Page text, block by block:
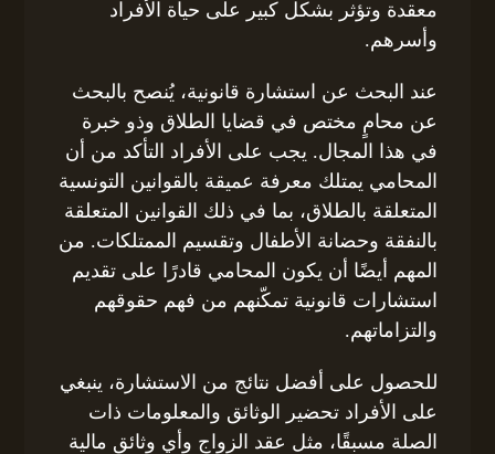
معقدة وتؤثر بشكل كبير على حياة الأفراد
وأسرهم.
عند البحث عن استشارة قانونية، يُنصح بالبحث
عن محامٍ مختص في قضايا الطلاق وذو خبرة
في هذا المجال. يجب على الأفراد التأكد من أن
المحامي يمتلك معرفة عميقة بالقوانين التونسية
المتعلقة بالطلاق، بما في ذلك القوانين المتعلقة
بالنفقة وحضانة الأطفال وتقسيم الممتلكات. من
المهم أيضًا أن يكون المحامي قادرًا على تقديم
استشارات قانونية تمكّنهم من فهم حقوقهم
والتزاماتهم.
للحصول على أفضل نتائج من الاستشارة، ينبغي
على الأفراد تحضير الوثائق والمعلومات ذات
الصلة مسبقًا، مثل عقد الزواج وأي وثائق مالية